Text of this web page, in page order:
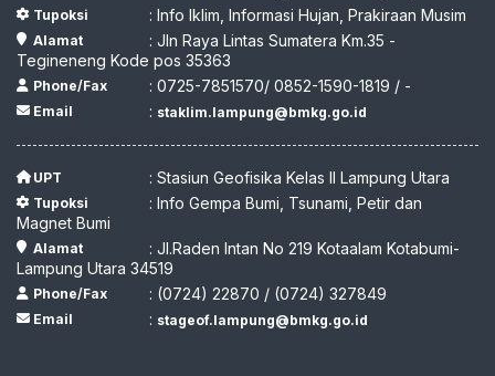
Tupoksi : Info Iklim, Informasi Hujan, Prakiraan Musim
Alamat
: Jln Raya Lintas Sumatera Km.35 -
Tegineneng Kode pos 35363
Phone/Fax : 0725-7851570/ 0852-1590-1819 / -
Email : staklim.lampung@bmkg.go.id
UPT : Stasiun Geofisika Kelas II Lampung Utara
Tupoksi
: Info Gempa Bumi, Tsunami, Petir dan
Magnet Bumi
Alamat
: Jl.Raden Intan No 219 Kotaalam Kotabumi-
Lampung Utara 34519
Phone/Fax : (0724) 22870 / (0724) 327849
Email : stageof.lampung@bmkg.go.id